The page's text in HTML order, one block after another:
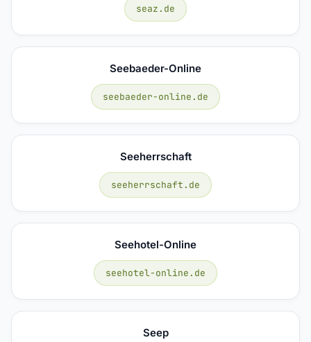
seaz.de
Seebaeder-Online
seebaeder-online.de
Seeherrschaft
seeherrschaft.de
Seehotel-Online
seehotel-online.de
Seep